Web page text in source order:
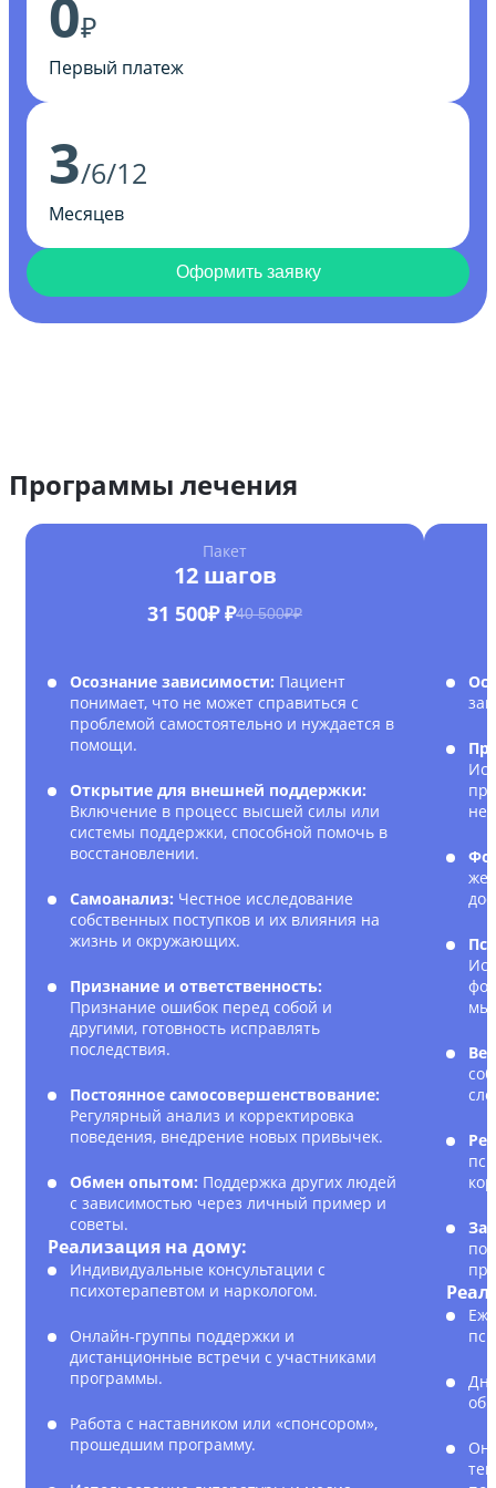
0₽
Первый платеж
3/6/12
Месяцев
Оформить заявку
Программы лечения
Пакет
12 шагов
31 500₽ ₽40 500₽₽
Осознание зависимости: Пациент
понимает, что не может справиться с
проблемой самостоятельно и нуждается в
помощи.
Открытие для внешней поддержки:
Включение в процесс высшей силы или
системы поддержки, способной помочь в
восстановлении.
Самоанализ: Честное исследование
собственных поступков и их влияния на
жизнь и окружающих.
Признание и ответственность:
Признание ошибок перед собой и
другими, готовность исправлять
последствия.
Постоянное самосовершенствование:
Регулярный анализ и корректировка
поведения, внедрение новых привычек.
Обмен опытом: Поддержка других людей
с зависимостью через личный пример и
советы.
Реализация на дому:
Индивидуальные консультации с
психотерапевтом и наркологом.
Онлайн-группы поддержки и
дистанционные встречи с участниками
программы.
Работа с наставником или «спонсором»,
прошедшим программу.